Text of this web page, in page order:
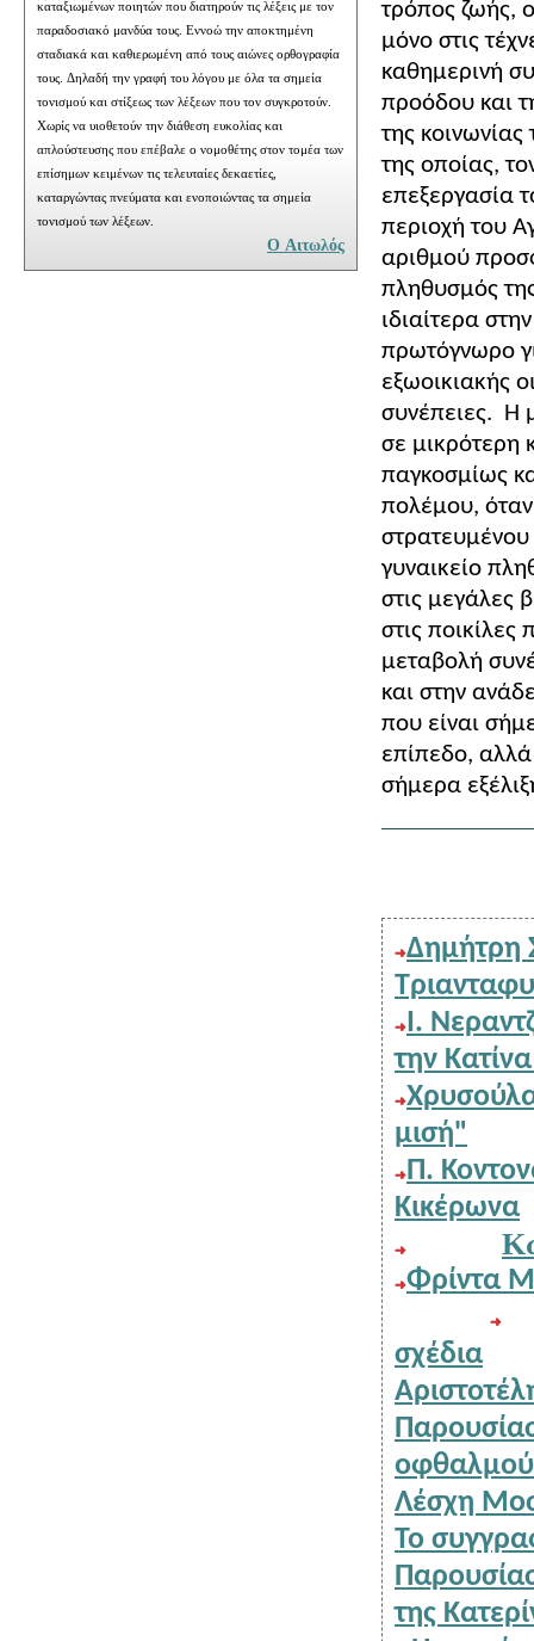
τρόπος ζωής,
μόνο στις
καθημερινή
προόδου και
της κοινωνίας
της οποίας,
επεξεργασία
περιοχή του
αριθμού
πληθυσμός
ιδιαίτερα
πρωτόγνωρο
εξωοικιακής
συνέπειες. Η
σε μικρότερη
παγκοσμίως
πολέμου,
γυναικείο
στις μεγάλες
στις
μεταβολή
και στην
που είναι
επίπεδο, αλλά
σήμερα
Δημήτρη Στεργίου: Το βιβλίο "Ακροβασία" του Κώστα
Ι. Νεραντζή: Το βιβλίο της Ειρήνης Τριανταφύλλου για
Χρυσούλα Γεωργούση: "6 ιστορίες ολόκληρες
μισή"
Π. Κοντονάσιου: Η ρητορική των δημηγοριών του
Κικέρωνα
σχέδια
Παρουσίαση της ποιητικής
Παρουσίαση του
καταξιωμένων ποιητών που διατηρούν τις λέξεις με τον
παραδοσιακό μανδύα τους. Εννοώ την αποκτημένη
σταδιακά και καθιερωμένη από τους αιώνες ορθογραφία
τους. Δηλαδή την γραφή του λόγου με όλα τα σημεία
τονισμού και στίξεως των λέξεων που τον συγκροτούν.
Χωρίς να υιοθετούν την διάθεση ευκολίας και
απλούστευσης που επέβαλε ο νομοθέτης στον τομέα των
επίσημων κειμένων τις τελευταίες δεκαετίες,
καταργώντας πνεύματα και ενοποιώντας τα σημεία
τονισμού των λέξεων.
Ο Αιτωλός